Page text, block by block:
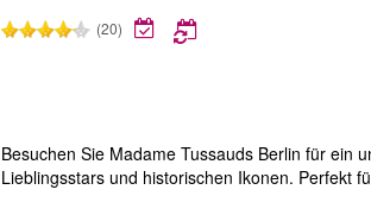
(20)
Besuchen Sie Madame Tussauds Berlin für ein
Lieblingsstars und historischen Ikonen. Perfekt